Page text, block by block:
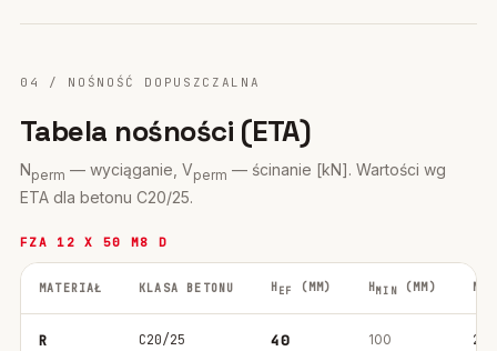
04 / NOŚNOŚĆ DOPUSZCZALNA
Tabela nośności (ETA)
Nperm — wyciąganie, Vperm — ścinanie [kN]. Wartości wg
ETA dla betonu C20/25.
FZA 12 X 50 M8 D
MATERIAŁ KLASA BETONU H EF (MM) HMIN(MM) M
R C20/25 40 100 20